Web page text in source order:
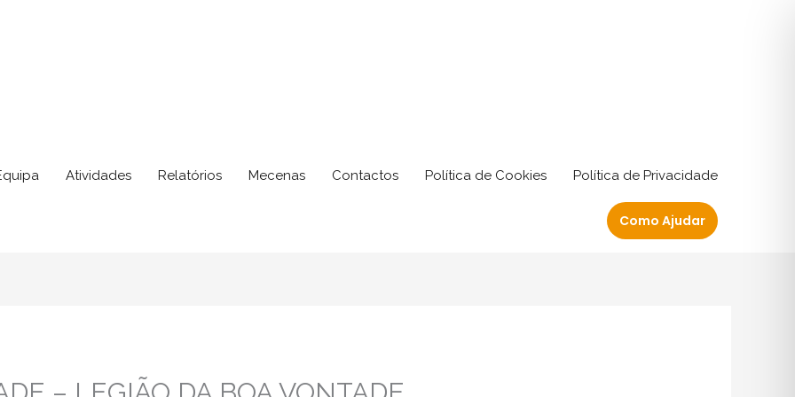
Atividades Relatórios Mecenas Contactos Política de Cookies Política de Privacidade
Como Ajudar